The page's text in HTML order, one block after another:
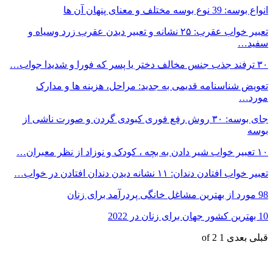
انواع بوسه: 39 نوع بوسه مختلف و معنای پنهان آن ها
تعبیر خواب عقرب: ۲۵ نشانه و تعبیر دیدن عقرب زرد وسیاه و
سفید…
۳۰ ترفند جذب جنس مخالف دختر یا پسر که فورا و شدیدا جواب…
تعویض شناسنامه قدیمی به جدید: مراحل، هزینه ها و مدارک
مورد…
جای بوسه: ۳۰ روش رفع فوری کبودی گردن و صورت ناشی از
بوسه
۱۰ تعبیر خواب شیر دادن به بچه ، کودک و نوزاد از نظر معبران…
تعبیر خواب افتادن دندان: ۱۱ نشانه دیدن دندان افتادن در خواب…
98 مورد از بهترین مشاغل خانگی پردرآمد برای زنان
10 بهترین کشور جهان برای زنان در 2022
قبلی بعدی 1 of 2